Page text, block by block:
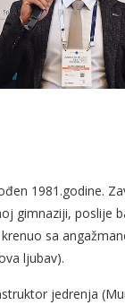
1981.godine.
gimnaziji, poslije
sa
ljubav).
jedrenja